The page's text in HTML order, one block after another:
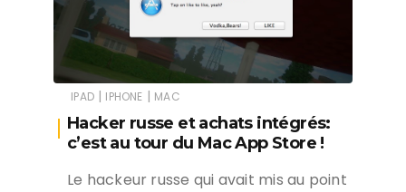
IPAD | IPHONE | MAC
Hacker russe et achats intégrés:
c’est au tour du Mac App Store !
Le hackeur russe qui avait mis au point